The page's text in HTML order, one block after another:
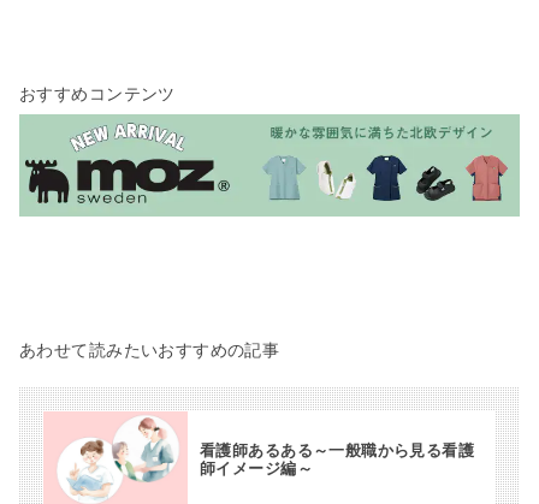
おすすめコンテンツ
あわせて読みたいおすすめの記事
看護師あるある～一般職から見る看護
師イメージ編～